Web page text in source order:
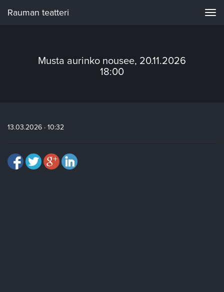
Rauman teatteri
Musta aurinko nousee, 20.11.2026
18:00
13.03.2026 · 10:32